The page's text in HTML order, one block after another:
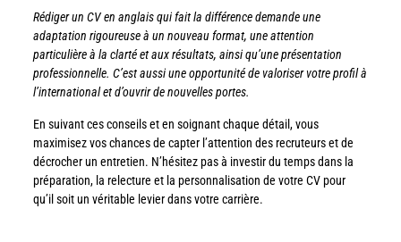
Rédiger un CV en anglais qui fait la différence demande une
adaptation rigoureuse à un nouveau format, une attention
particulière à la clarté et aux résultats, ainsi qu’une présentation
professionnelle. C’est aussi une opportunité de valoriser votre profil à
l’international et d’ouvrir de nouvelles portes.
En suivant ces conseils et en soignant chaque détail, vous
maximisez vos chances de capter l’attention des recruteurs et de
décrocher un entretien. N’hésitez pas à investir du temps dans la
préparation, la relecture et la personnalisation de votre CV pour
qu’il soit un véritable levier dans votre carrière.